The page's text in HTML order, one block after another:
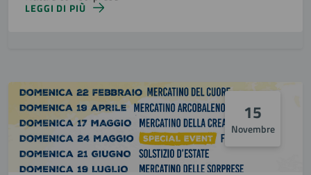
LEGGI DI PIÙ
15
Novembre